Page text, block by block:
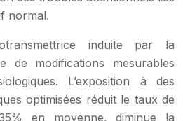
normal.
induite par la
de modifications mesurables
L’exposition à des
optimisées réduit le taux de
en moyenne, diminue la